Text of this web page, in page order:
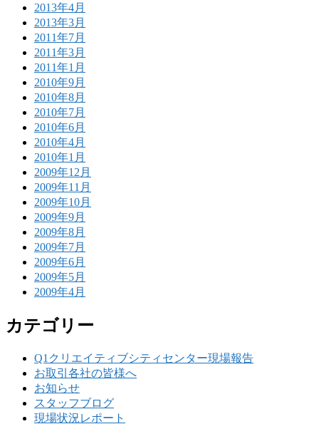
2013年4月
2013年3月
2011年7月
2011年3月
2011年1月
2010年9月
2010年8月
2010年7月
2010年6月
2010年4月
2010年1月
2009年12月
2009年11月
2009年10月
2009年9月
2009年8月
2009年7月
2009年6月
2009年5月
2009年4月
カテゴリー
Q1クリエイティブシティセンター現場報告
お取引各社の皆様へ
お知らせ
スタッフブログ
現場状況レポート